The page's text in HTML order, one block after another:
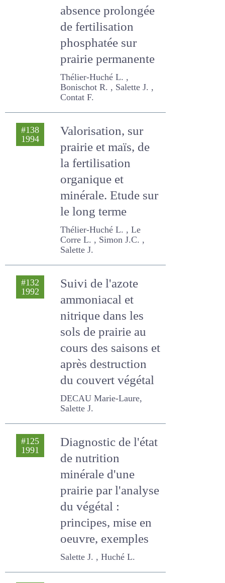
terme d'une
absence prolongée
de fertilisation
phosphatée sur
prairie permanente
Thélier-Huché L. ,
Bonischot R. , Salette J. ,
Contat F.
#138
Valorisation, sur
prairie et maïs, de
la fertilisation
organique et
minérale. Etude sur
le long terme
Thélier-Huché L. , Le Corre
L. , Simon J.C. , Salette J.
#132
1992
Suivi de l'azote
ammoniacal et
nitrique dans les
sols de prairie au
cours des saisons
et après
destruction du
couvert végétal
Diagnostic de l'état
de nutrition
minérale d'une
prairie par l'analyse
du végétal :
principes, mise en
oeuvre, exemples